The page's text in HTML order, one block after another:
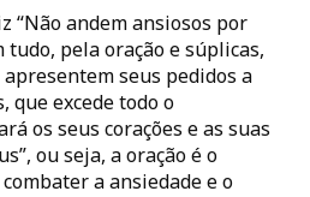
“Não andem ansiosos por
tudo, pela oração e súplicas,
apresentem seus pedidos a
que excede todo o
os seus corações e as suas
ou seja, a oração é o
a ansiedade e o